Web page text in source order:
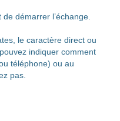
démarrer l’échange.
le caractère direct ou
indiquer comment
téléphone) ou au
pas.